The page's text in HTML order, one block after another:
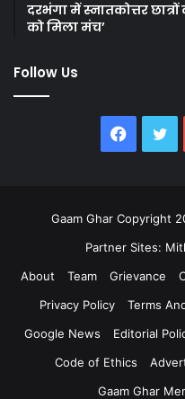
दरभंगा में स्नातकोत्तर छात्रों
को मिला मंच’
Follow Us
Gaam Ghar Copyright
Partner Sites:
About
Team Grievance
Privacy Policy
Terms
Google News
Editorial
Code of Ethics
Gaam Ghar